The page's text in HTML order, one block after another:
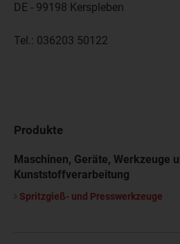
DE - 99198 Kerspleben
Tel.: 036203 50122
Produkte
Maschinen, Geräte, Werkzeuge
Kunststoffverarbeitung
Spritzgieß- und Presswerkzeuge